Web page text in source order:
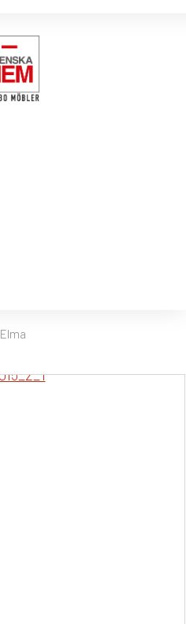
Elma